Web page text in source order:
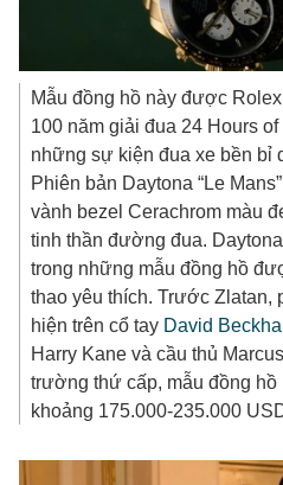
Mẫu đồng hồ này được
100 năm giải đua 24 Hours
những sự kiện đua xe bền bỉ
Phiên bản Daytona “Le
vành bezel Cerachrom màu
tinh thần đường đua.
trong những mẫu đồng hồ
thao yêu thích. Trước Zlatan,
hiện trên cổ tay David
Harry Kane và cầu thủ
trường thứ cấp, mẫu đồng
khoảng 175.000-235.000